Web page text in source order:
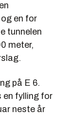
en for
tunnelen
meter,
på E 6.
en fylling for
neste år